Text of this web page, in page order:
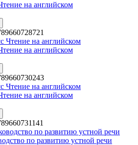
на английском
на английском
на английском
по развитию устной речи